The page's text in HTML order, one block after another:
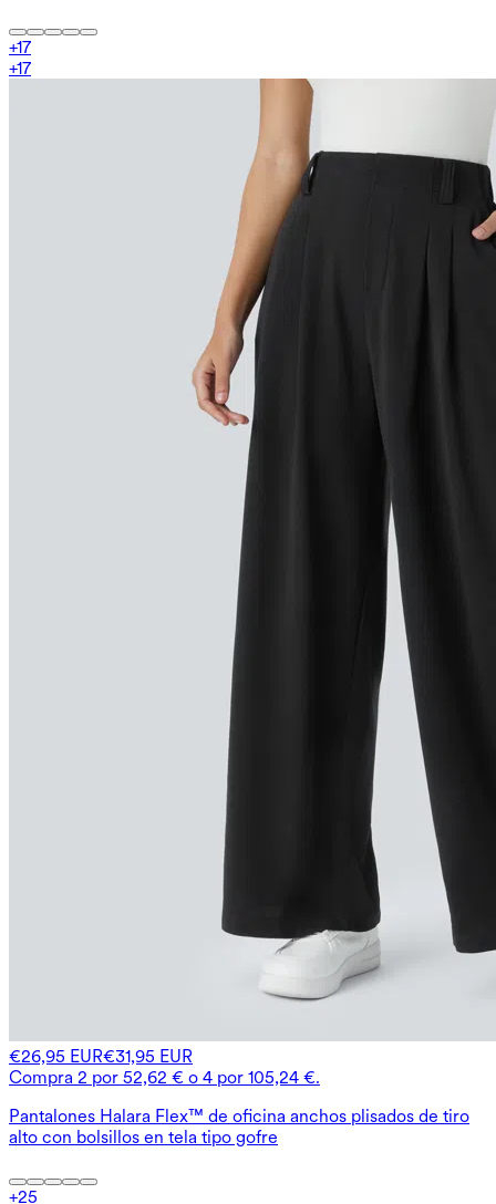
+17
+17
€26,95 EUR€31,95 EUR
Compra 2 por 52,62 € o 4 por 105,24 €.
Pantalones Halara Flex™ de oficina anchos plisados de tiro
alto con bolsillos en tela tipo gofre
+25